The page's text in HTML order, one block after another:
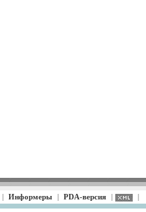
| Информеры | PDA-версия | |